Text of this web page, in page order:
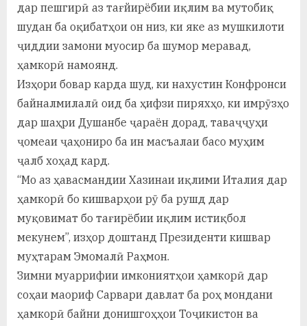
дар пешгирӣ аз тағйирёбии иқлим ва мутобиқ
шудан ба оқибатҳои он низ, ки яке аз мушкилоти
ҷиддии замони муосир ба шумор меравад,
ҳамкорӣ намоянд.
Изҳори бовар карда шуд, ки нахустин Конфронси
байналмилалӣ оид ба ҳифзи пиряхҳо, ки имрӯзҳо
дар шаҳри Душанбе ҷараён дорад, таваҷҷуҳи
ҷомеаи ҷаҳониро ба ин масъалаи басо муҳим
ҷалб хоҳад кард.
“Мо аз ҳавасмандии Хазинаи иқлими Италия дар
ҳамкорӣ бо кишварҳои рӯ ба рушд дар
муқовимат бо тағирёбии иқлим истиқбол
мекунем”, изҳор доштанд Президенти кишвар
муҳтарам Эмомалӣ Раҳмон.
Зимни муаррифии имкониятҳои ҳамкорӣ дар
соҳаи маориф Сарвари давлат ба роҳ мондани
ҳамкорӣ байни донишгоҳҳои Тоҷикистон ва